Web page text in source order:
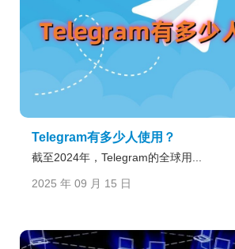
Telegram有多少人使用？
截至2024年，Telegram的全球用...
2025 年 09 月 15 日